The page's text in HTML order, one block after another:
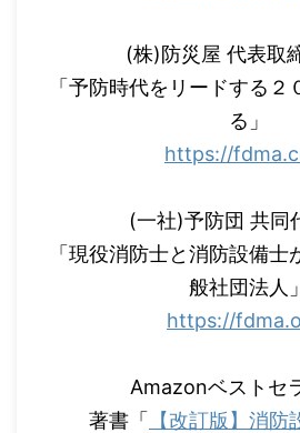
(株)防災屋 代表取
「予防時代をリードする２
る」
https://
(一社)予防団 共同
「現役消防士と消防設備
般社団法人」
https://
Amazonベストセ
著書「 【改訂版】消防